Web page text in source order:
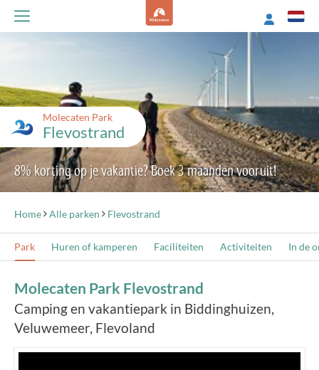
Molecaten Park
Flevostrand
8% korting op je vakantie? Boek 3 maanden vooruit!
Home Alle parken Flevostrand
Park Huren of kamperen Faciliteiten Activiteiten In de
Molecaten Park Flevostrand
Camping en vakantiepark in Biddinghuizen,
Veluwemeer, Flevoland